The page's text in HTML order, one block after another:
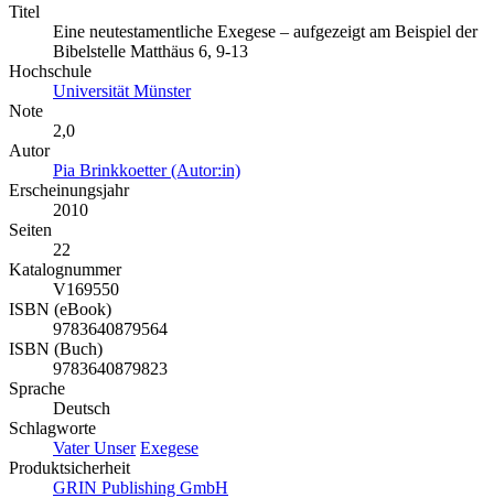
Titel
Eine neutestamentliche Exegese – aufgezeigt am Beispiel der
Bibelstelle Matthäus 6, 9-13
Hochschule
Universität Münster
Note
2,0
Autor
Pia Brinkkoetter (Autor:in)
Erscheinungsjahr
2010
Seiten
22
Katalognummer
V169550
ISBN (eBook)
9783640879564
ISBN (Buch)
9783640879823
Sprache
Deutsch
Schlagworte
Vater Unser Exegese
Produktsicherheit
GRIN Publishing GmbH